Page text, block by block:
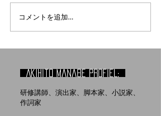
コメントを追加…
Akihito manabe profiel:
研修講師、演出家、脚本家、小説家、
作詞家